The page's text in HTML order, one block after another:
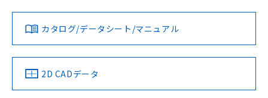
ダウンロードデータをご利用いただく前に、以下を必ずお読
みください。
ソフトウェアの使用条件
対応済み
中国 RoHS 注意事項・凡例
LR型式承認
（イギリス
船舶規格）
DNV型式承認
（ノルウェー
BV型式承認
（フランス
KR型式
（韓国
No No No No
カタログ/データシート/マニュアル
2D CADデータ